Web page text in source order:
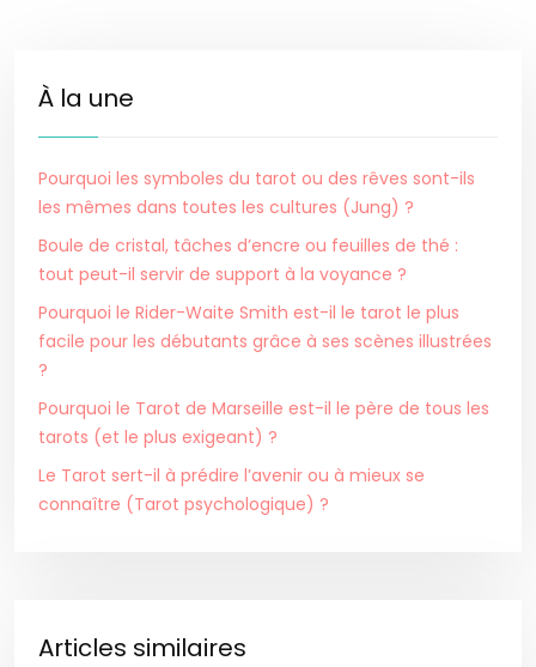
À la une
Pourquoi les symboles du tarot ou des rêves sont-ils
les mêmes dans toutes les cultures (Jung) ?
Boule de cristal, tâches d’encre ou feuilles de thé :
tout peut-il servir de support à la voyance ?
Pourquoi le Rider-Waite Smith est-il le tarot le plus
facile pour les débutants grâce à ses scènes illustrées
?
Pourquoi le Tarot de Marseille est-il le père de tous les
tarots (et le plus exigeant) ?
Le Tarot sert-il à prédire l’avenir ou à mieux se
connaître (Tarot psychologique) ?
Articles similaires